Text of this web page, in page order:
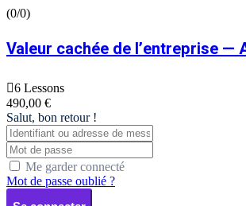
(0/0)
Valeur cachée de l’entreprise
6 Lessons
490,00 €
Salut, bon retour !
Me garder connecté
Mot de passe oublié ?